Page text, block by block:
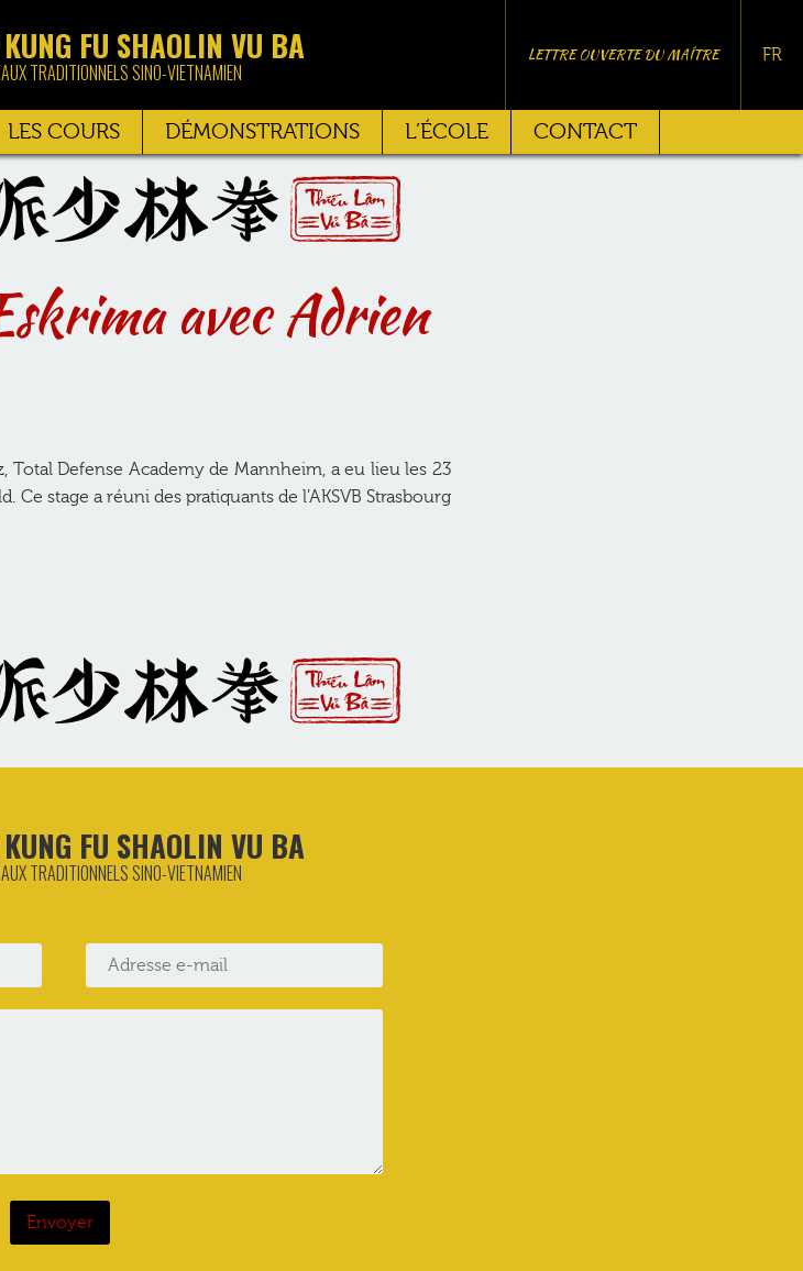
LETTRE OUVERTE DU MAÎTRE FR
KUNG FU SHAOLIN VU BA
TRADITIONNELS SINO-VIETNAMIEN
LES COURS DÉMONSTRATIONS L’ÉCOLE CONTACT
avec Adrien
Total Defense Academy de Mannheim, a eu lieu les 23
Ce stage a réuni des pratiquants de l’AKSVB Strasbourg
KUNG FU SHAOLIN VU BA
TRADITIONNELS SINO-VIETNAMIEN